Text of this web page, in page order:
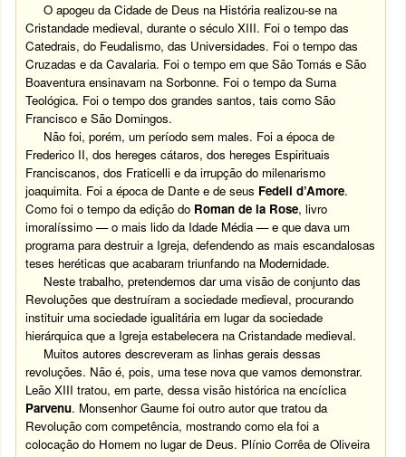
O apogeu da Cidade de Deus na História realizou-se na
Cristandade medieval, durante o século XIII. Foi o tempo das
Catedrais, do Feudalismo, das Universidades. Foi o tempo das
Cruzadas e da Cavalaria. Foi o tempo em que São Tomás e São
Boaventura ensinavam na Sorbonne. Foi o tempo da Suma
Teológica. Foi o tempo dos grandes santos, tais como São
Francisco e São Domingos.
Não foi, porém, um período sem males. Foi a época de
Frederico II, dos hereges cátaros, dos hereges Espirituais
Franciscanos, dos Fraticelli e da irrupção do milenarismo
joaquimita. Foi a época de Dante e de seus Fedeli d’Amore.
Como foi o tempo da edição do Roman de la Rose, livro
imoralíssimo — o mais lido da Idade Média — e que dava um
programa para destruir a Igreja, defendendo as mais escandalosas
teses heréticas que acabaram triunfando na Modernidade.
Neste trabalho, pretendemos dar uma visão de conjunto das
Revoluções que destruíram a sociedade medieval, procurando
instituir uma sociedade igualitária em lugar da sociedade
hierárquica que a Igreja estabelecera na Cristandade medieval.
Muitos autores descreveram as linhas gerais dessas
revoluções. Não é, pois, uma tese nova que vamos demonstrar.
Leão XIII tratou, em parte, dessa visão histórica na encíclica
Parvenu. Monsenhor Gaume foi outro autor que tratou da
Revolução com competência, mostrando como ela foi a
colocação do Homem no lugar de Deus. Plínio Corrêa de Oliveira